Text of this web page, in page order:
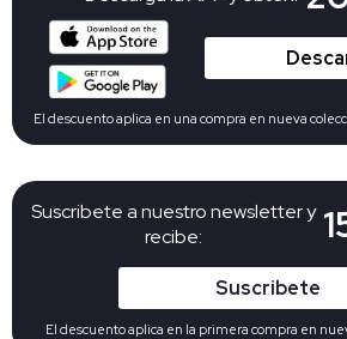
Suscribete a nuestro newsletter y
recibe:
Suscribete
El descuento aplica en la primera compra en
El descuento aplica en una compra en nueva